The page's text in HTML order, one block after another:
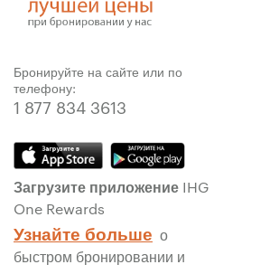
Бронируйте на сайте или по
телефону:
1 877 834 3613
Загрузите приложение IHG
One Rewards
Узнайте больше о
быстром бронировании и